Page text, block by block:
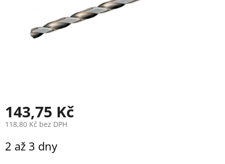
143,75 Kč
118,80 Kč bez DPH
cena:
2 až 3 dny